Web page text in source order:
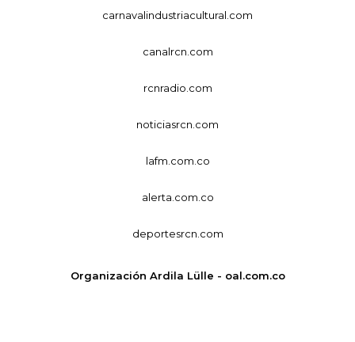
carnavalindustriacultural.com
canalrcn.com
rcnradio.com
noticiasrcn.com
lafm.com.co
alerta.com.co
deportesrcn.com
Organización Ardila Lülle - oal.com.co